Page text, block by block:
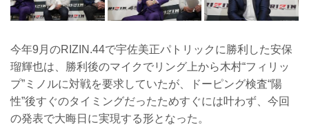
今年9月のRIZIN.44で宇佐美正パトリックに勝利した安保
瑠輝也は、勝利後のマイクでリング上から木村“フィリッ
プ”ミノルに対戦を要求していたが、ドーピング検査“陽
性”後すぐのタイミングだったためすぐには叶わず、今回
の発表で大晦日に実現する形となった。